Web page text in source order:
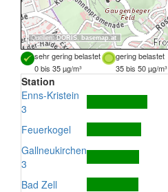
Quellen:DORIS, basemap.at
sehr gering belastet gering belastet
0 bis 35 µg/m³
35 bis 50 µg/m³
Station
Enns-Kristein
3
Feuerkogel
Gallneukirchen
3
Bad Zell